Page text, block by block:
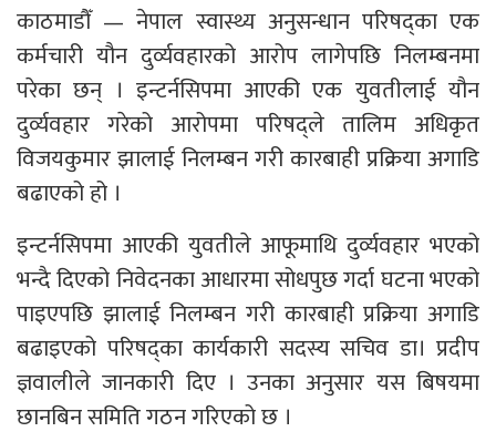
काठमाडौँ — नेपाल स्वास्थ्य अनुसन्धान परिषद्का एक
कर्मचारी यौन दुर्व्यवहारको आरोप लागेपछि निलम्बनमा
परेका छन् । इन्टर्नसिपमा आएकी एक युवतीलाई यौन
दुर्व्यवहार गरेको आरोपमा परिषद्ले तालिम अधिकृत
विजयकुमार झालाई निलम्बन गरी कारबाही प्रक्रिया अगाडि
बढाएको हो ।
इन्टर्नसिपमा आएकी युवतीले आफूमाथि दुर्व्यवहार भएको
भन्दै दिएको निवेदनका आधारमा सोधपुछ गर्दा घटना भएको
पाइएपछि झालाई निलम्बन गरी कारबाही प्रक्रिया अगाडि
बढाइएको परिषद्का कार्यकारी सदस्य सचिव डा। प्रदीप
ज्ञवालीले जानकारी दिए । उनका अनुसार यस बिषयमा
छानबिन समिति गठन गरिएको छ ।